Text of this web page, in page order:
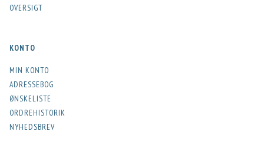
OVERSIGT
KONTO
MIN KONTO
ADRESSEBOG
ØNSKELISTE
ORDREHISTORIK
NYHEDSBREV